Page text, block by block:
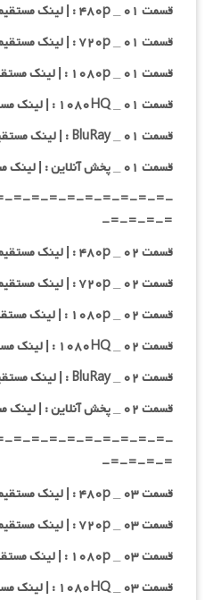
قسمت ۰۱ _ ۴۸۰p : | لینک مستقیم |
قسمت ۰۱ _ ۷۲۰p : | لینک مستقیم |
قسمت ۰۱ _ ۱۰۸۰p : | لینک مستقیم |
قسمت ۰۱ _ ۱۰۸۰HQ : | لینک مستقیم |
قسمت ۰۱ _ BluRay : | لینک مستقیم |
قسمت ۰۱ _ پخش آنلاین : | لینک مستقیم |
=-=-=-=-=-=-=-=-=-
=-=-=-=-
قسمت ۰۲ _ ۴۸۰p : | لینک مستقیم |
قسمت ۰۲ _ ۷۲۰p : | لینک مستقیم |
قسمت ۰۲ _ ۱۰۸۰p : | لینک مستقیم |
قسمت ۰۲ _ ۱۰۸۰HQ : | لینک مستقیم |
قسمت ۰۲ _ BluRay : | لینک مستقیم |
قسمت ۰۲ _ پخش آنلاین : | لینک مستقیم |
=-=-=-=-=-=-=-=-=-
=-=-=-=-
قسمت ۰۳ _ ۴۸۰p : | لینک مستقیم |
قسمت ۰۳ _ ۷۲۰p : | لینک مستقیم |
قسمت ۰۳ _ ۱۰۸۰p : | لینک مستقیم |
قسمت ۰۳ _ ۱۰۸۰HQ : | لینک مستقیم |